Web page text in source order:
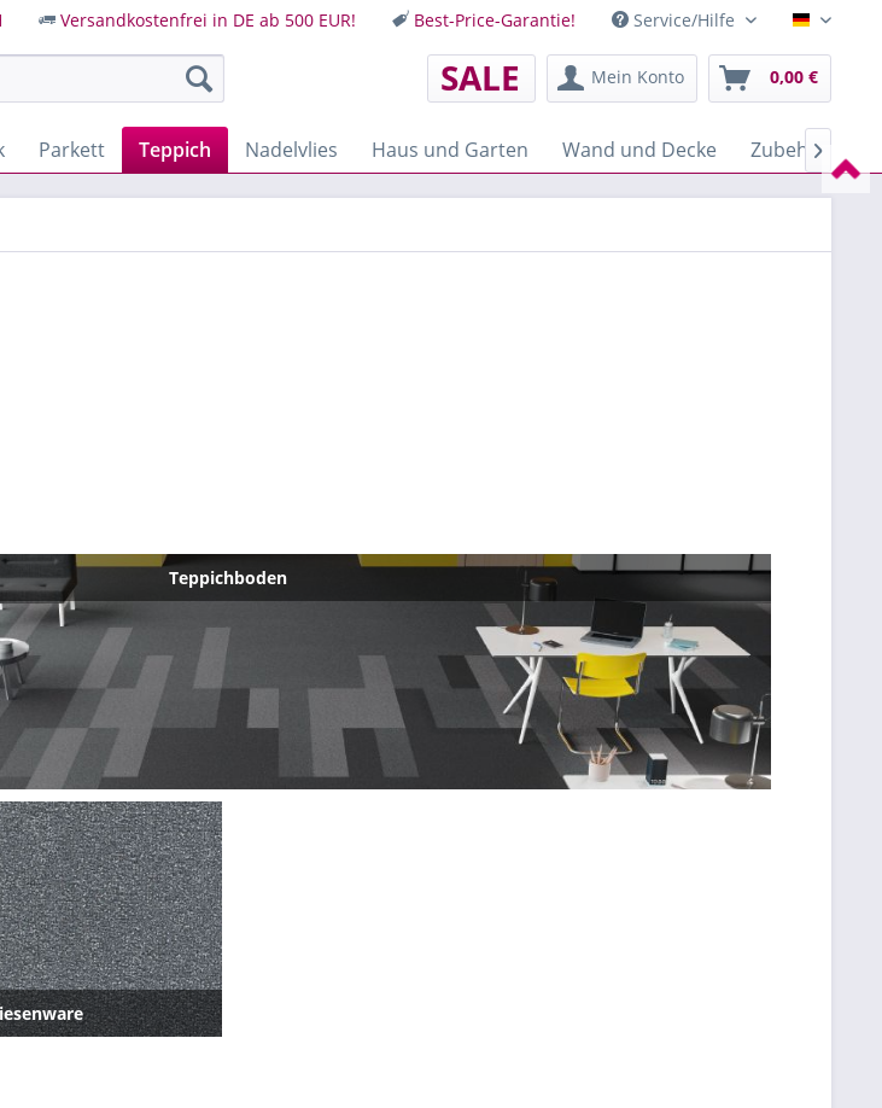
Versandkostenfrei in DE ab 500 EUR! Best-Price-Garantie! Service/Hilfe Deutsch
SALE Mein Konto 0,00 €
Parkett Teppich Nadelvlies Haus und Garten Wand und Decke Zubehör

Teppichboden